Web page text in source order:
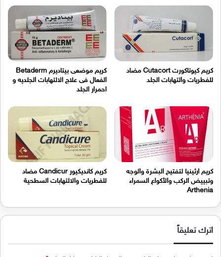
كريم كيوتاكورت Cutacort مضاد
للفطريات والتهابات الجلد
كريم موضعى بيتاديرم Betaderm
الفعال فى علاج الالتهابات الجلديه و
احمرار الجلد
كريم ارثينيا لتفتيح البشرة والوجه
وتبييض الركب والأكواع السمراء
Arthenia
كريم كانديكيور Candicur مضاد
للفطريات والالتهابات السطحية
اترك تعليقاً